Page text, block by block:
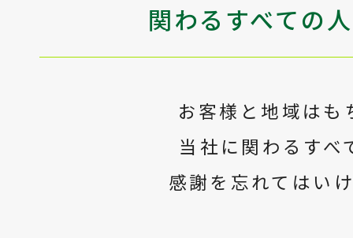
関わるすべての
お客様と地域はも
当社に関わるすべ
感謝を忘れてはい